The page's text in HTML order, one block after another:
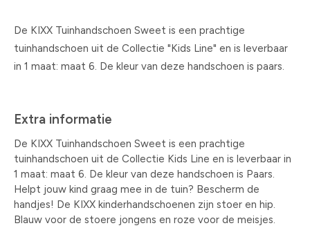
De KIXX Tuinhandschoen Sweet is een prachtige
tuinhandschoen uit de Collectie "Kids Line" en is leverbaar
in 1 maat: maat 6. De kleur van deze handschoen is paars.
Extra informatie
De KIXX Tuinhandschoen Sweet is een prachtige
tuinhandschoen uit de Collectie Kids Line en is leverbaar in
1 maat: maat 6. De kleur van deze handschoen is Paars.
Helpt jouw kind graag mee in de tuin? Bescherm de
handjes! De KIXX kinderhandschoenen zijn stoer en hip.
Blauw voor de stoere jongens en roze voor de meisjes.